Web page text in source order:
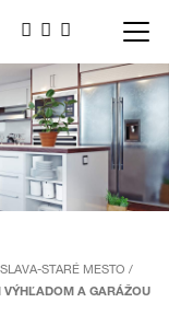
STARÉ MESTO /
VÝHĽADOM A GARÁŽOU